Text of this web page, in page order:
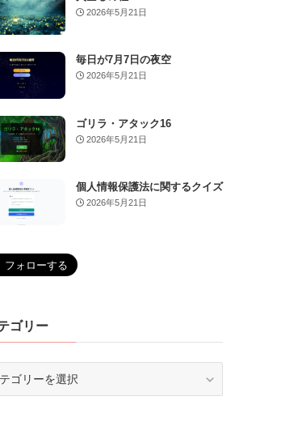
2026年5月21日
毎日が7月7日の夜空
2026年5月21日
ゴリラ・アタック16
2026年5月21日
個人情報保護法に関するクイズ
2026年5月21日
ゴリー